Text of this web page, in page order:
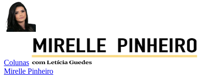
Colunas
Mirelle Pinheiro